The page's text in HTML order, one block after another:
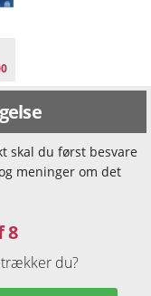
skal du først besvare
meninger om det
8
du?